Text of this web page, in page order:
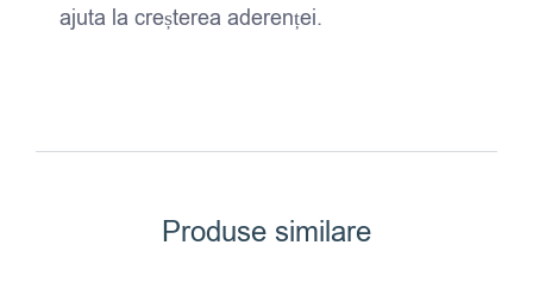
ajuta la creșterea aderenței.
Produse similare